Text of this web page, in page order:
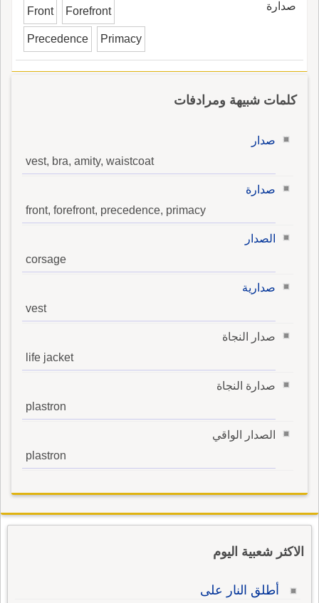
صدارة Front Forefront
Precedence Primacy
كلمات شبيهة ومرادفات
صدار
vest, bra, amity, waistcoat
صدارة
front, forefront, precedence, primacy
الصدار
corsage
صدارية
vest
صدار النجاة
life jacket
صدارة النجاة
plastron
الصدار الواقي
plastron
الاكثر شعبية اليوم
أطلق النار على